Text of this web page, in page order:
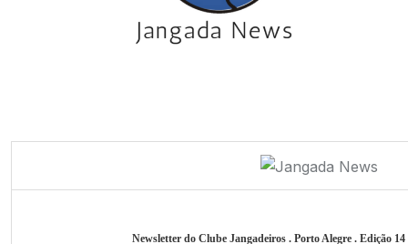
Newsletter do Clube Jangadeiros . Porto Alegre . Edição 14